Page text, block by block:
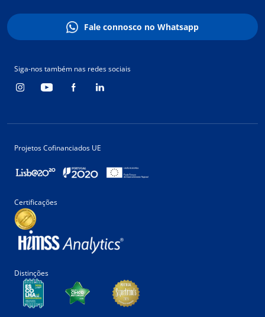
Fale connosco no Whatsapp
Siga-nos também nas redes sociais
Projetos Cofinanciados UE
Certificações
Distinções